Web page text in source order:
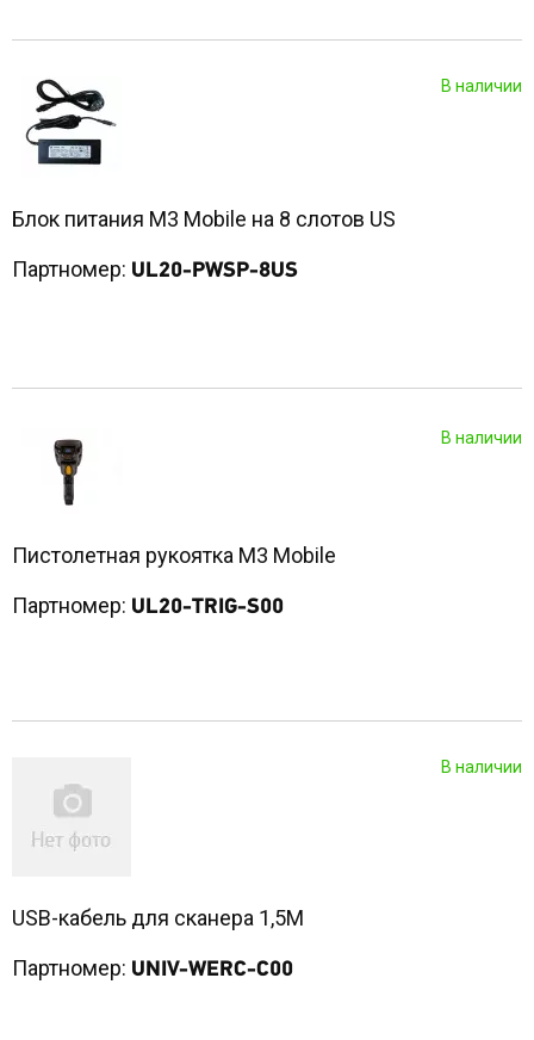
В наличии
Блок питания M3 Mobile на 8 слотов US
Партномер: UL20-PWSP-8US
В наличии
Пистолетная рукоятка M3 Mobile
Партномер: UL20-TRIG-S00
В наличии
USB-кабель для сканера 1,5M
Партномер: UNIV-WERC-C00